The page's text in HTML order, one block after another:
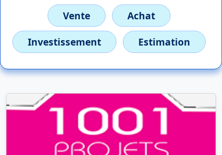
Vente
Achat
Investissement
Estimation